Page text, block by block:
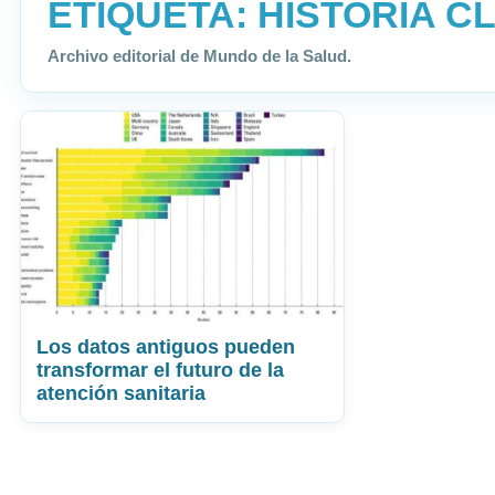
ETIQUETA: HISTORIA
Archivo editorial de Mundo de la Salud.
Los datos antiguos pueden
transformar el futuro de la
atención sanitaria